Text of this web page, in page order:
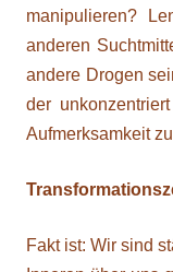
manipulieren?
anderen
andere Drogen
der
Aufmerksamkeit
Fakt ist: Wir sind